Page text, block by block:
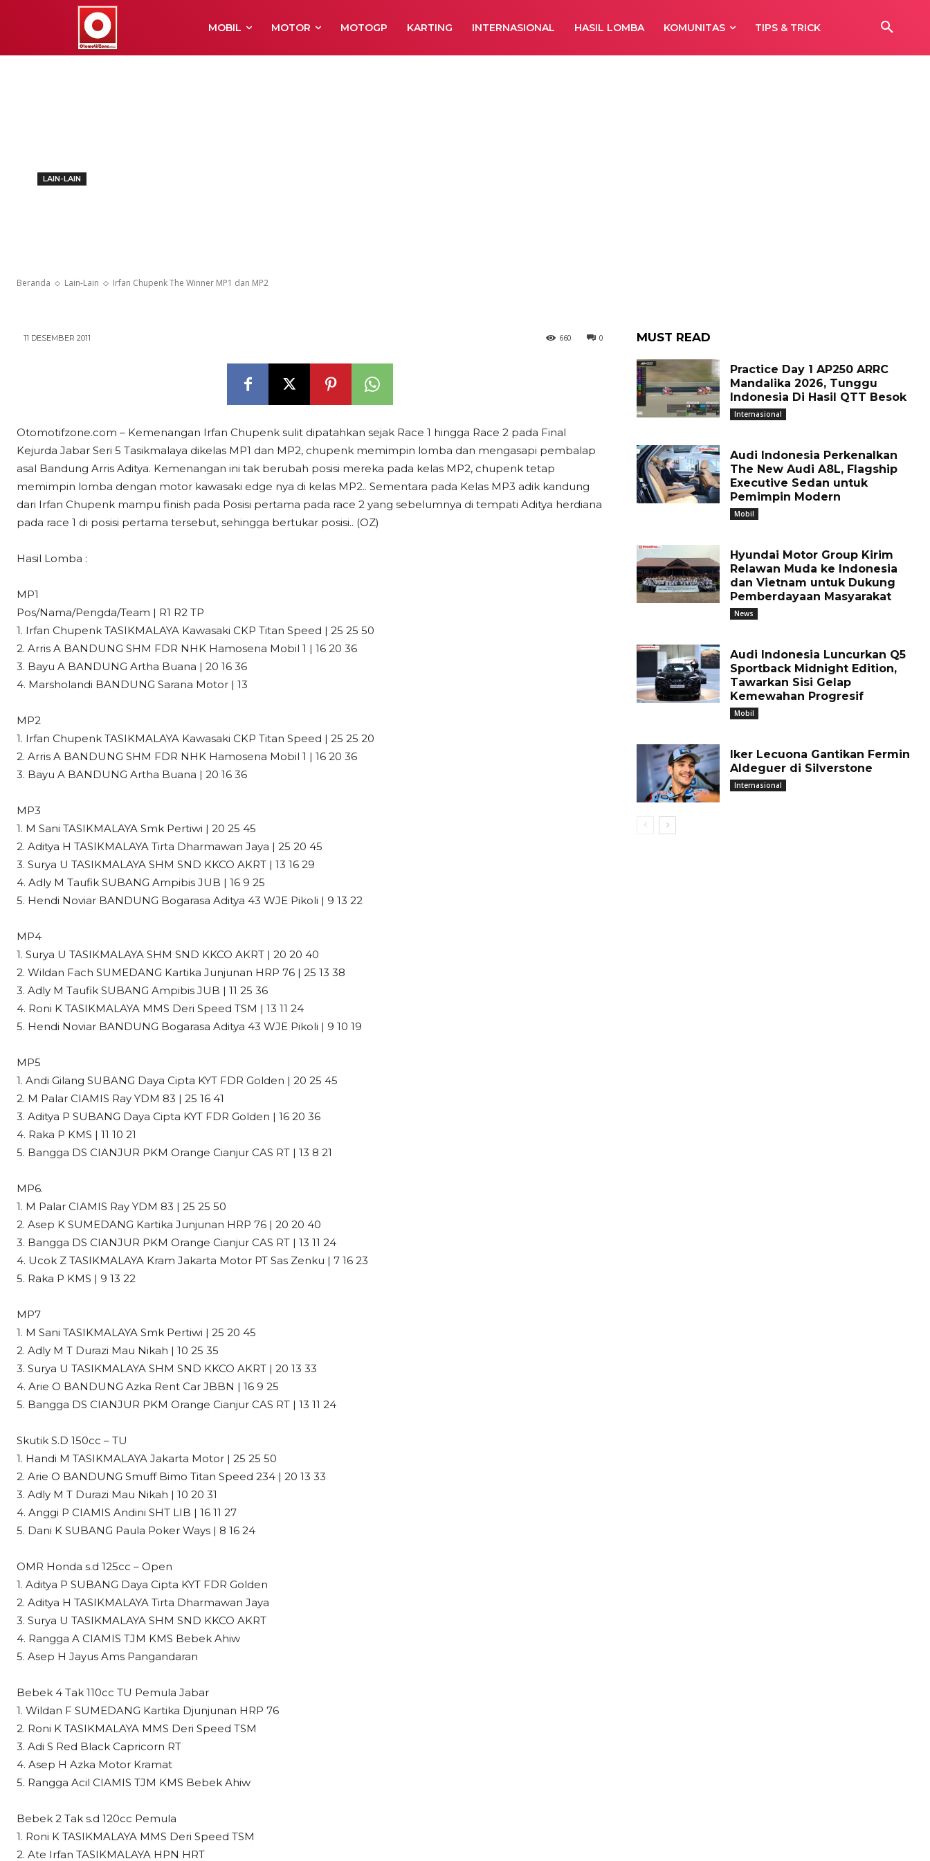
MOBIL MOTOR MOTOGP KARTING INTERNASIONAL HASIL LOMBA KOMUNITAS TIPS & TRICK
Beranda Lain-Lain Irfan Chupenk The Winner MP1 dan MP2
LAIN-LAIN
11 DESEMBER 2011 0
660
Otomotifzone.com – Kemenangan Irfan Chupenk sulit dipatahkan sejak Race 1 hingga Race 2 pada Final
Kejurda Jabar Seri 5 Tasikmalaya dikelas MP1 dan MP2, chupenk memimpin lomba dan mengasapi pembalap
asal Bandung Arris Aditya. Kemenangan ini tak berubah posisi mereka pada kelas MP2, chupenk tetap
memimpin lomba dengan motor kawasaki edge nya di kelas MP2.. Sementara pada Kelas MP3 adik kandung
dari Irfan Chupenk mampu finish pada Posisi pertama pada race 2 yang sebelumnya di tempati Aditya herdiana
pada race 1 di posisi pertama tersebut, sehingga bertukar posisi.. (OZ)
Hasil Lomba :
MP1
Pos/Nama/Pengda/Team | R1 R2 TP
1. Irfan Chupenk TASIKMALAYA Kawasaki CKP Titan Speed | 25 25 50
2. Arris A BANDUNG SHM FDR NHK Hamosena Mobil 1 | 16 20 36
3. Bayu A BANDUNG Artha Buana | 20 16 36
4. Marsholandi BANDUNG Sarana Motor | 13
MP2
1. Irfan Chupenk TASIKMALAYA Kawasaki CKP Titan Speed | 25 25 20
2. Arris A BANDUNG SHM FDR NHK Hamosena Mobil 1 | 16 20 36
3. Bayu A BANDUNG Artha Buana | 20 16 36
MP3
1. M Sani TASIKMALAYA Smk Pertiwi | 20 25 45
2. Aditya H TASIKMALAYA Tirta Dharmawan Jaya | 25 20 45
3. Surya U TASIKMALAYA SHM SND KKCO AKRT | 13 16 29
4. Adly M Taufik SUBANG Ampibis JUB | 16 9 25
5. Hendi Noviar BANDUNG Bogarasa Aditya 43 WJE Pikoli | 9 13 22
MP4
1. Surya U TASIKMALAYA SHM SND KKCO AKRT | 20 20 40
2. Wildan Fach SUMEDANG Kartika Junjunan HRP 76 | 25 13 38
3. Adly M Taufik SUBANG Ampibis JUB | 11 25 36
4. Roni K TASIKMALAYA MMS Deri Speed TSM | 13 11 24
5. Hendi Noviar BANDUNG Bogarasa Aditya 43 WJE Pikoli | 9 10 19
MP5
1. Andi Gilang SUBANG Daya Cipta KYT FDR Golden | 20 25 45
2. M Palar CIAMIS Ray YDM 83 | 25 16 41
3. Aditya P SUBANG Daya Cipta KYT FDR Golden | 16 20 36
4. Raka P KMS | 11 10 21
5. Bangga DS CIANJUR PKM Orange Cianjur CAS RT | 13 8 21
MP6.
1. M Palar CIAMIS Ray YDM 83 | 25 25 50
2. Asep K SUMEDANG Kartika Junjunan HRP 76 | 20 20 40
3. Bangga DS CIANJUR PKM Orange Cianjur CAS RT | 13 11 24
4. Ucok Z TASIKMALAYA Kram Jakarta Motor PT Sas Zenku | 7 16 23
5. Raka P KMS | 9 13 22
MP7
1. M Sani TASIKMALAYA Smk Pertiwi | 25 20 45
2. Adly M T Durazi Mau Nikah | 10 25 35
3. Surya U TASIKMALAYA SHM SND KKCO AKRT | 20 13 33
4. Arie O BANDUNG Azka Rent Car JBBN | 16 9 25
5. Bangga DS CIANJUR PKM Orange Cianjur CAS RT | 13 11 24
Skutik S.D 150cc – TU
1. Handi M TASIKMALAYA Jakarta Motor | 25 25 50
2. Arie O BANDUNG Smuff Bimo Titan Speed 234 | 20 13 33
3. Adly M T Durazi Mau Nikah | 10 20 31
4. Anggi P CIAMIS Andini SHT LIB | 16 11 27
5. Dani K SUBANG Paula Poker Ways | 8 16 24
OMR Honda s.d 125cc – Open
1. Aditya P SUBANG Daya Cipta KYT FDR Golden
2. Aditya H TASIKMALAYA Tirta Dharmawan Jaya
3. Surya U TASIKMALAYA SHM SND KKCO AKRT
4. Rangga A CIAMIS TJM KMS Bebek Ahiw
5. Asep H Jayus Ams Pangandaran
Bebek 4 Tak 110cc TU Pemula Jabar
1. Wildan F SUMEDANG Kartika Djunjunan HRP 76
2. Roni K TASIKMALAYA MMS Deri Speed TSM
3. Adi S Red Black Capricorn RT
4. Asep H Azka Motor Kramat
5. Rangga Acil CIAMIS TJM KMS Bebek Ahiw
Bebek 2 Tak s.d 120cc Pemula
1. Roni K TASIKMALAYA MMS Deri Speed TSM
2. Ate Irfan TASIKMALAYA HPN HRT
MUST READ
Practice Day 1 AP250 ARRC
Mandalika 2026, Tunggu
Indonesia Di Hasil QTT Besok
Internasional
Audi Indonesia Perkenalkan
The New Audi A8L, Flagship
Executive Sedan untuk
Pemimpin Modern
Mobil
Hyundai Motor Group Kirim
Relawan Muda ke Indonesia
dan Vietnam untuk Dukung
Pemberdayaan Masyarakat
News
Audi Indonesia Luncurkan Q5
Sportback Midnight Edition,
Tawarkan Sisi Gelap
Kemewahan Progresif
Mobil
Iker Lecuona Gantikan Fermin
Aldeguer di Silverstone
Internasional